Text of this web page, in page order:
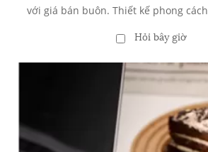
với giá bán buôn. Thiết kế phong
dụng nhà. Đơn đặt hàng số lượng lớn
cung cấp đáng tin cậy ở
Hỏi bây giờ